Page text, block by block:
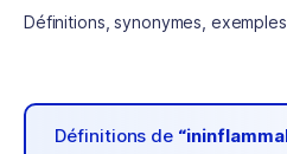
Définitions, synonymes,
Définitions de